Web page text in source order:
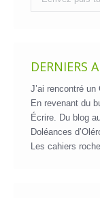
DERNIERS
J’ai rencontré un
En revenant du
Écrire. Du blog
Doléances
Les cahiers